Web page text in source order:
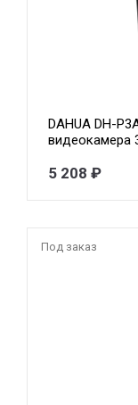
DAHUA DH-
видеокамера
красно-синей
5 208 ₽
Под заказ